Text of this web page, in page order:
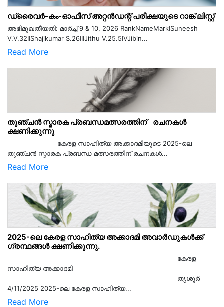
ഡ്രൈവർ-കം-ഓഫീസ് അറ്റൻഡന്റ് പരീക്ഷയുടെ റാങ്ക് ലിസ്റ്റ്
അഭിമുഖതീയതി: മാർച്ച് 9 & 10, 2026 RankNameMarkISuneesh
V.V.32IIShajikumar S.26IIIJithu V.25.5IVJibin...
Read More
തുഞ്ചൻ സ്മാരക പ്രബന്ധമത്സരത്തിന് രചനകൾ
ക്ഷണിക്കുന്നു
കേരള സാഹിത്യ അക്കാദമിയുടെ 2025-ലെ
തുഞ്ചൻ സ്മാരക പ്രബന്ധ മത്സരത്തിന് രചനകൾ...
Read More
2025-ലെ കേരള സാഹിത്യ അക്കാദമി അവാർഡുകൾക്ക്
ഗ്രന്ഥങ്ങൾ ക്ഷണിക്കുന്നു.
കേരള
സാഹിത്യ അക്കാദമി
തൃശൂര്‍
4/11/2025 2025-ലെ കേരള സാഹിത്യ...
Read More